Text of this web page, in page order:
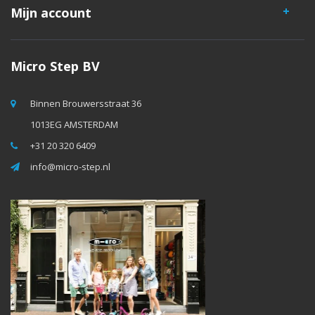
Mijn account
Micro Step BV
Binnen Brouwersstraat 36
1013EG AMSTERDAM
+31 20 320 6409
info@micro-step.nl